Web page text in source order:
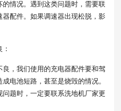
情况。遇到这类问题时，需要联
配件。如果调速器出现松脱，影
，我们使用的充电器配件要和驾
电池短路，甚至是烧毁的情况。
题时，一定要联系洗地机厂家更